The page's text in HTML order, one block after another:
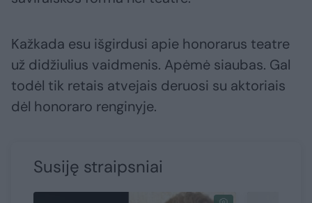
Kažkada esu išgirdusi apie honorarus teatre
už didžiulius vaidmenis. Apėmė siaubas. Gal
todėl tik retais atvejais deruosi su aktoriais
dėl honoraro renginyje.
Susiję straipsniai